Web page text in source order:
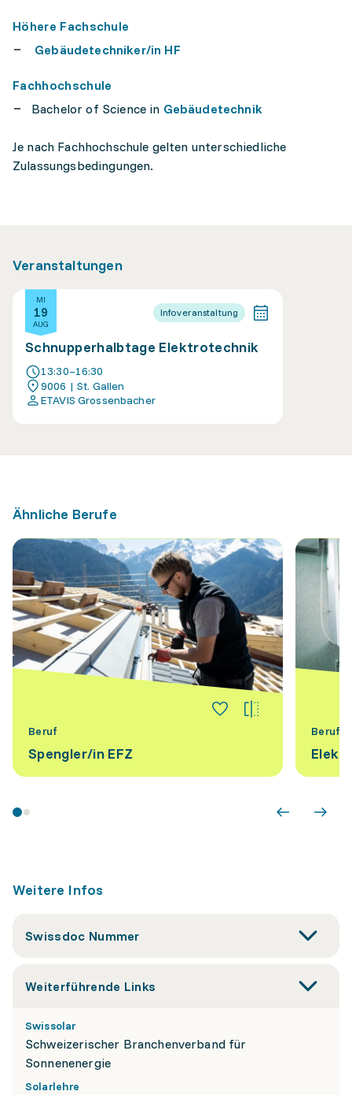
Höhere Fachschule
Gebäudetechniker/in HF
Fachhochschule
Bachelor of Science in Gebäudetechnik
Je nach Fachhochschule gelten unterschiedliche
Zulassungsbedingungen.
Veranstaltungen
MI
19
AUG
Infoveranstaltung
Schnupperhalbtage Elektrotechnik
13:30–16:30
9006 | St. Gallen
ETAVIS Grossenbacher
Ähnliche Berufe
Beruf
Spengler/​in EFZ
Beruf
Weitere Infos
Swissdoc Nummer
Weiterführende Links
Swissolar
Schweizerischer Branchenverband für
Sonnenenergie
Solarlehre